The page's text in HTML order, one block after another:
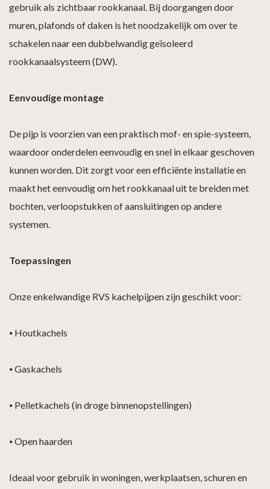
gebruik als zichtbaar rookkanaal. Bij doorgangen door
muren, plafonds of daken is het noodzakelijk om over te
schakelen naar een dubbelwandig geïsoleerd
rookkanaalsysteem (DW).
Eenvoudige montage
De pijp is voorzien van een praktisch mof- en spie-systeem,
waardoor onderdelen eenvoudig en snel in elkaar geschoven
kunnen worden. Dit zorgt voor een efficiënte installatie en
maakt het eenvoudig om het rookkanaal uit te breiden met
bochten, verloopstukken of aansluitingen op andere
systemen.
Toepassingen
Onze enkelwandige RVS kachelpijpen zijn geschikt voor:
⦁ Houtkachels
⦁Gaskachels
⦁ Pelletkachels (in droge binnenopstellingen)
⦁Open haarden
Ideaal voor gebruik in woningen, werkplaatsen, schuren en